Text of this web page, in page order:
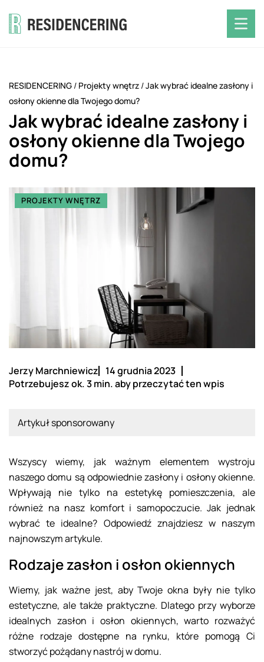
RESIDENCERING / Projekty wnętrz /Jak wybrać idealne zasłony i
osłony okienne dla Twojego domu?
Jak wybrać idealne zasłony i
osłony okienne dla Twojego
domu?
PROJEKTY WNĘTRZ
Jerzy Marchniewicz
14 grudnia 2023
Potrzebujesz ok. 3 min. aby przeczytać ten wpis
Artykuł sponsorowany
Wszyscy wiemy, jak ważnym elementem wystroju
naszego domu są odpowiednie zasłony i osłony okienne.
Wpływają nie tylko na estetykę pomieszczenia, ale
również na nasz komfort i samopoczucie. Jak jednak
wybrać te idealne? Odpowiedź znajdziesz w naszym
najnowszym artykule.
Rodzaje zasłon i osłon okiennych
Wiemy, jak ważne jest, aby Twoje okna były nie tylko
estetyczne, ale także praktyczne. Dlatego przy wyborze
idealnych zasłon i osłon okiennych, warto rozważyć
różne rodzaje dostępne na rynku, które pomogą Ci
stworzyć pożądany nastrój w domu.